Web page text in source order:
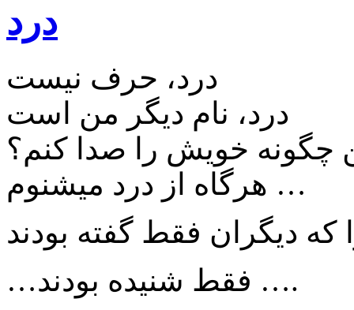
درد
درد، حرف نیست
درد، نام دیگر من است
چگونه خویش را صدا کنم؟
هرگاه از درد میشنوم …
که دیگران فقط گفته بودند
…فقط شنیده بودند ….